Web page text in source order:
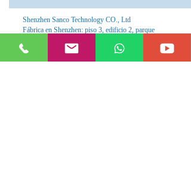
Shenzhen Sanco Technology CO., Ltd
Fábrica en Shenzhen: piso 3, edificio 2, parque
China